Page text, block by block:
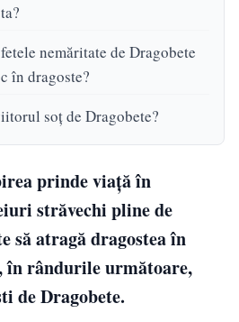
nemăritate de Dragobete
în dragoste?
soț de Dragobete?
prinde viață în
străvechi pline de
să atragă dragostea în
în rândurile următoare,
de Dragobete.